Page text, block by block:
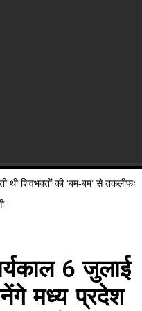
थी शिवभक्तों की ‘बम-बम’ से तकलीफः
6 जुलाई
मध्य प्रदेश